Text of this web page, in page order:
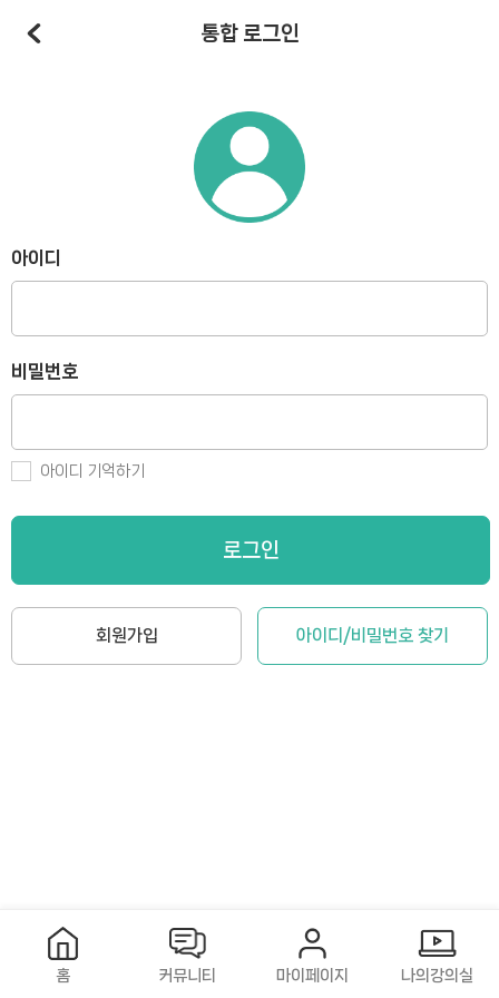
통합 로그인
아이디
비밀번호
아이디 기억하기
로그인
회원가입 아이디/비밀번호 찾기
홈 커뮤니티 마이페이지 나의강의실